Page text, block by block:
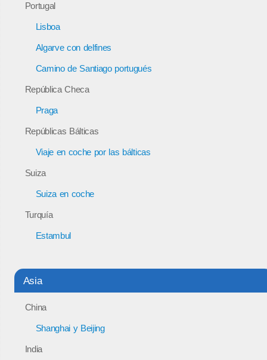
Portugal
Lisboa
Algarve con delfines
Camino de Santiago portugués
República Checa
Praga
Repúblicas Bálticas
Viaje en coche por las bálticas
Suiza
Suiza en coche
Turquía
Estambul
Asia
China
Shanghai y Beijing
India